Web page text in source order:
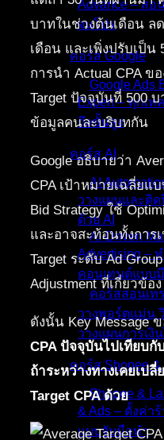
Advance – สอ
จนโปร
คอร์ส Google
Google Ads
Expert – ทุกเ
ถึงขั้นสูง
คอร์ส AI
AI
วางแผนและติ
ด้วย AI
AI-Driven
Advertising –
คอนเทนต์แบบ
คอร์สสอนเท
วางพอร์ตแม่น
วางแผนการเงิ
คอร์ส Shopee &
Shopee &
& Ads – ตั้งค่า
แบบจับมือทำ
บาทในช่วงต้นเดือน ล
เดือน และเพิ่งปรับเป็
การนำ Actual CPA ข
Target ปัจจุบันที่ 500
ข้อมูลคนละบริบทกัน
Google อธิบายว่า
CPA เป้าหมายเฉลี่ยแ
Bid Strategy ใช้
และอาจสะท้อนทั้งการ
Target ระดับ Ad
Adjustment ที่เกี่ยวข้อง
ดังนั้น Key Message
CPA ปัจจุบันไปเทียบกั
ถ้าระหว่างทางเคยเป
Target CPA ด้วย